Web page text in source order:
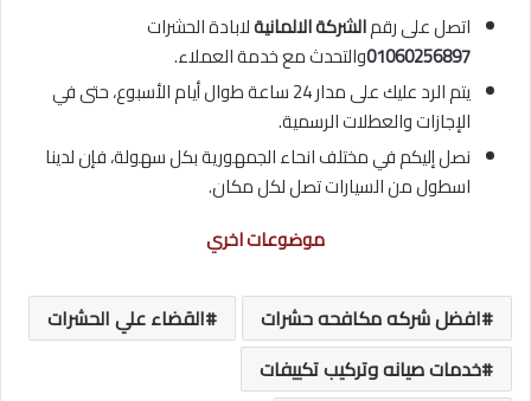
اتصل على رقمالشركة الالمانيةلابادة الحشرات
01060256897والتحدث مع خدمة العملاء.
يتم الرد عليك على مدار 24 ساعة طوال أيام الأسبوع، حتى في
الإجازات والعطلات الرسمية.
نصل إليكم في مختلف انحاء الجمهورية بكل سهولة، فإن لدينا
اسطول من السيارات تصل لكل مكان.
موضوعات اخري
افضل شركه مكافحه حشرات
القضاء علي الحشرات
خدمات صيانه وتركيب تكييفات